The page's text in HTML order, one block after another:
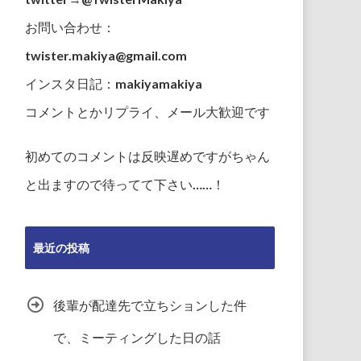
お問い合わせ：
twister.makiya@gmail.com
インスタ日記：makiyamakiya
コメントとかリプライ、メール大歓迎です
初めてのコメントは反映遅めですがちゃん
と出ますので待ってて下さい……！
最近の投稿
後輩が配達先で立ちションした件
で、ミーティングした日の話